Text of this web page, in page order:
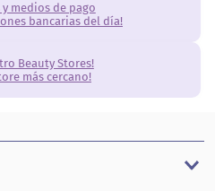
medios de pago
bancarias del día!
Beauty Stores!
más cercano!